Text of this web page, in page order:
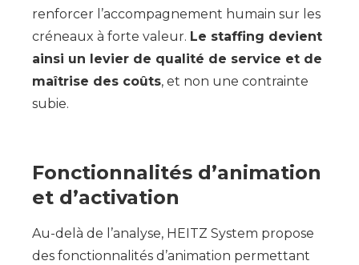
renforcer l’accompagnement humain sur les
créneaux à forte valeur. Le staffing devient
ainsi un levier de qualité de service et de
maîtrise des coûts, et non une contrainte
subie.
Fonctionnalités d’animation
et d’activation
Au-delà de l’analyse, HEITZ System propose
des fonctionnalités d’animation permettant